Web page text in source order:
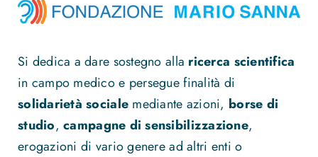
Si dedica a dare sostegno alla ricerca scientifica
in campo medico e persegue finalità di
solidarietà sociale mediante azioni, borse di
studio,campagne di sensibilizzazione,
erogazioni di vario genere ad altri enti o